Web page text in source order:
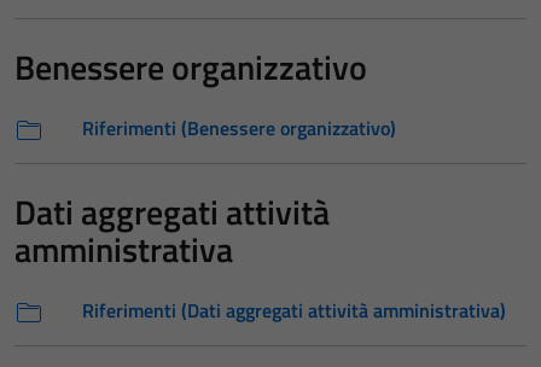
Benessere organizzativo
Riferimenti (Benessere organizzativo)
Dati aggregati attività
amministrativa
Riferimenti (Dati aggregati attività amministrativa)